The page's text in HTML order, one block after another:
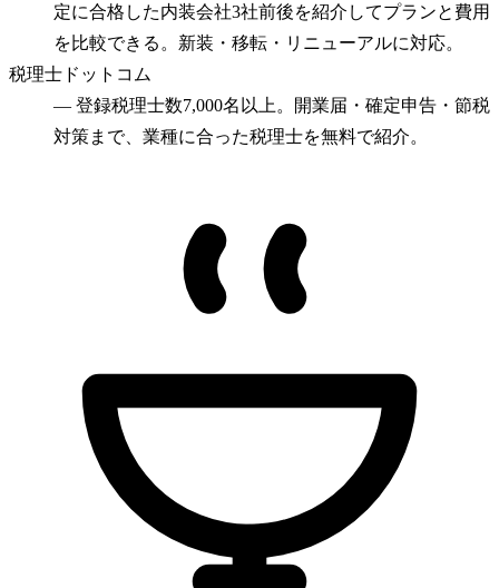
定に合格した内装会社3社前後を紹介してプランと費用
を比較できる。新装・移転・リニューアルに対応。
税理士ドットコム
— 登録税理士数7,000名以上。開業届・確定申告・節税
対策まで、業種に合った税理士を無料で紹介。